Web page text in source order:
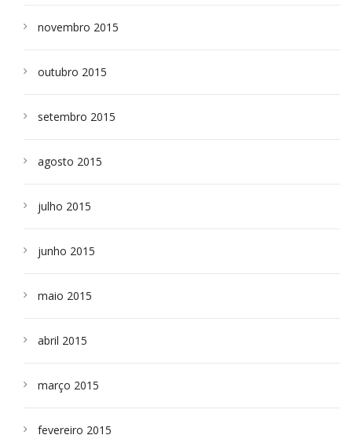
novembro 2015
outubro 2015
setembro 2015
agosto 2015
julho 2015
junho 2015
maio 2015
abril 2015
março 2015
fevereiro 2015